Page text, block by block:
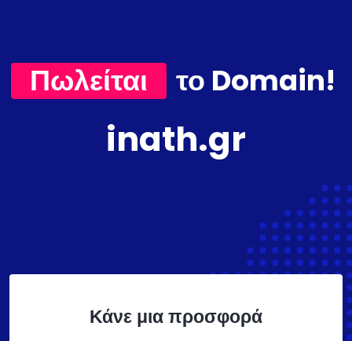
Πωλείται το Domain!
inath.gr
Κάνε μια προσφορά